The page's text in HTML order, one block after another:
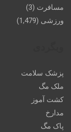
مسافرت (3)
ورزشی (1,479)
پزشک سلامت
ملک مگ
کشت آموز
مدارخ
پاک مگ